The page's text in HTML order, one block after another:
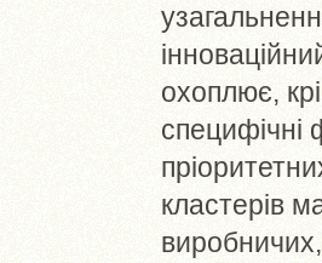
охоплює,
кластерів